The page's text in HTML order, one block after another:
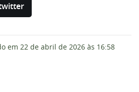
em 22 de abril de 2026 às 16:58